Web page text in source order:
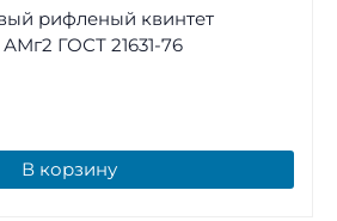
рифленый квинтет
ГОСТ 21631-76
В корзину